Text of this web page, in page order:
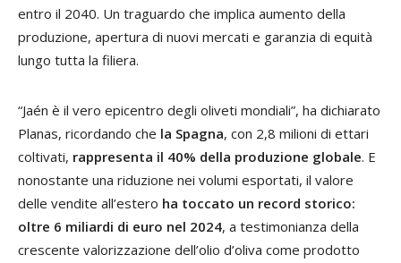
entro il 2040. Un traguardo che implica aumento della
produzione, apertura di nuovi mercati e garanzia di equità
lungo tutta la filiera.
“Jaén è il vero epicentro degli oliveti mondiali”, ha dichiarato
Planas, ricordando che la Spagna, con 2,8 milioni di ettari
coltivati, rappresenta il 40% della produzione globale. E
nonostante una riduzione nei volumi esportati, il valore
delle vendite all’estero ha toccato un record storico:
oltre 6 miliardi di euro nel 2024, a testimonianza della
crescente valorizzazione dell’olio d’oliva come prodotto